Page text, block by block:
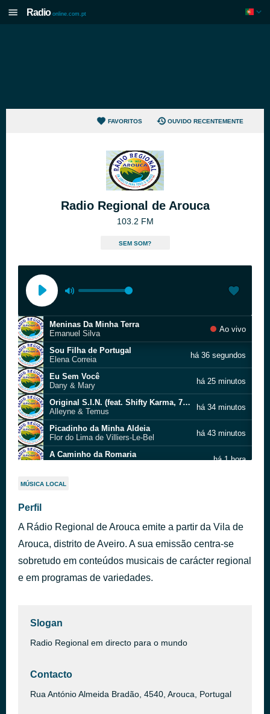
Radio online.com.pt
FAVORITOS OUVIDO RECENTEMENTE
Radio Regional de Arouca
103.2 FM
SEM SOM?
Meninas Da Minha Terra
Emanuel Silva
Ao vivo
Sou Filha de Portugal
Elena Correia
há 36 segundos
Eu Sem Você
Dany & Mary
há 25 minutos
Original S.I.N. (feat. Shifty Karma, 7 & Sherr Kan)
Alleyne & Temus
há 34 minutos
Picadinho da Minha Aldeia
Flor do Lima de Villiers-Le-Bel
há 43 minutos
A Caminho da Romaria
há 1 hora
Carapuça
Sou Um Jovem Passarinho
Grupo Coral e Instrumental da Casa do Povo de Alvalade
Sra. Da Assunção
há 1 hora
MÚSICA LOCAL
Perfil
A Rádio Regional de Arouca emite a partir da Vila de
Arouca, distrito de Aveiro. A sua emissão centra-se
sobretudo em conteúdos musicais de carácter regional
e em programas de variedades.
Slogan
Radio Regional em directo para o mundo
Contacto
Rua António Almeida Bradão, 4540, Arouca, Portugal